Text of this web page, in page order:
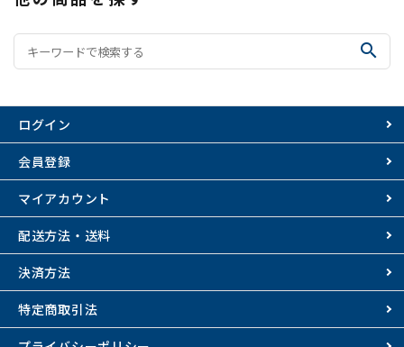
search
ログイン
会員登録
マイアカウント
配送方法・送料
決済方法
特定商取引法